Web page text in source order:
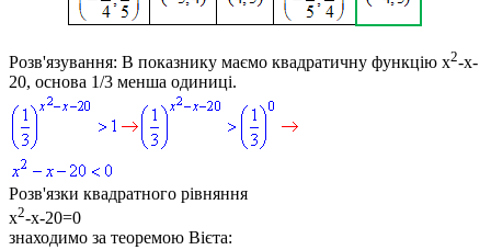
Розв'язування: В показнику маємо квадратичну функцію x2-x-
20, основа 1/3 менша одиниці.
Розв'язки квадратного рівняння
x2-x-20=0
знаходимо за теоремою Вієта: